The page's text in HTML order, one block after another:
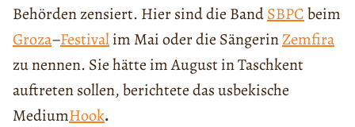
Behörden zensiert. Hier sind die BandSBPCbeim
Groza–Festivalim Mai oder die SängerinZemfira
zu nennen. Sie hätte im August in Taschkent
auftreten sollen, berichtete das usbekische
MediumHook.